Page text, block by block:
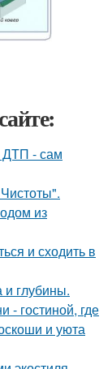
ДТП - сам
из
и сходить в
и глубины.
- гостиной, где
и уюта